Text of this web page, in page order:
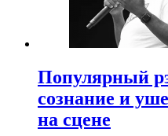
Популярный
сознание и
на сцене